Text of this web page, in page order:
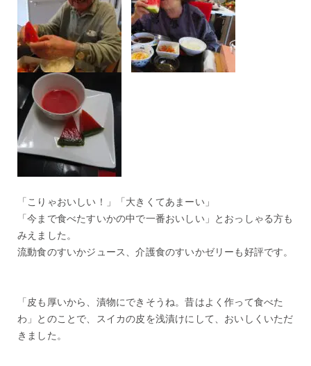
「こりゃおいしい！」「大きくてあまーい」
「今まで食べたすいかの中で一番おいしい」とおっしゃる方も
みえました。
流動食のすいかジュース、介護食のすいかゼリーも好評です。
「皮も厚いから、漬物にできそうね。昔はよく作って食べた
わ」とのことで、スイカの皮を浅漬けにして、おいしくいただ
きました。